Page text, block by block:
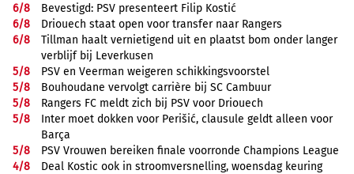
6/8
Bevestigd: PSV presenteert Filip Kostić
6/8
Driouech staat open voor transfer naar Rangers
6/8
Tillman haalt vernietigend uit en plaatst bom onder langer
verblijf bij Leverkusen
5/8
PSV en Veerman weigeren schikkingsvoorstel
5/8
Bouhoudane vervolgt carrière bij SC Cambuur
5/8
Rangers FC meldt zich bij PSV voor Driouech
5/8
Inter moet dokken voor Perišić, clausule geldt alleen voor
Barça
5/8
PSV Vrouwen bereiken finale voorronde Champions League
4/8
Deal Kostic ook in stroomversnelling, woensdag keuring